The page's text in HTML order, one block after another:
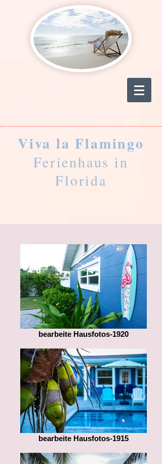
Viva la Flamingo
Ferienhaus in
Florida
bearbeite Hausfotos-1920
bearbeite Hausfotos-1915